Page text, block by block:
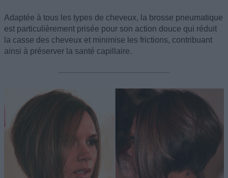
Adaptée à tous les types de cheveux, la brosse pneumatique
est particulièrement prisée pour son action douce qui réduit
la casse des cheveux et minimise les frictions, contribuant
ainsi à préserver la santé capillaire.